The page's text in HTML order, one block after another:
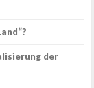
der